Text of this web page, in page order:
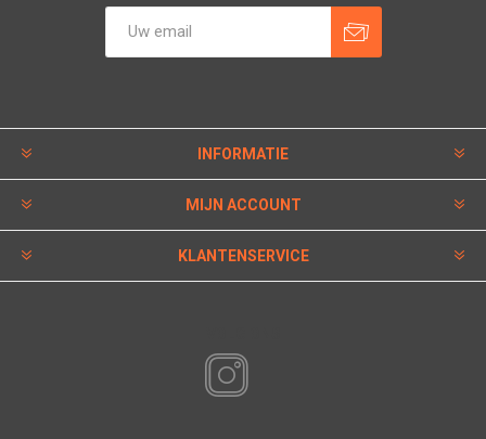
INFORMATIE
MIJN ACCOUNT
KLANTENSERVICE